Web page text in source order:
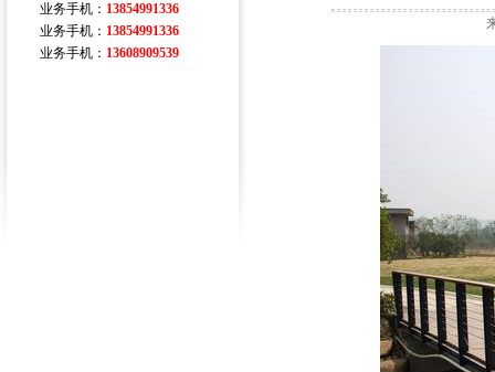
业务手机： 13854991336
业务手机： 13854991336
业务手机： 13608909539